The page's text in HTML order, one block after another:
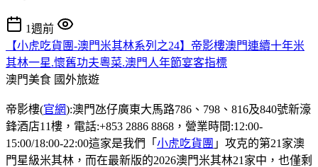
1週前
【小虎吃貨團-澳門米其林系列之24】帝影樓澳門連續十年米
其林一星.懷舊功夫粵菜.澳門人年節宴客指標
澳門美食 國外旅遊
帝影樓(官網):澳門氹仔廣東大馬路786、798、816及840號新濠
鋒酒店11樓，電話:+853 2886 8868，營業時間:12:00-
15:00/18:00-22:00這家是我們「 小虎吃貨團 」攻克的第21家澳
門星級米其林，而在最新版的2026澳門米其林21家中，也僅剩